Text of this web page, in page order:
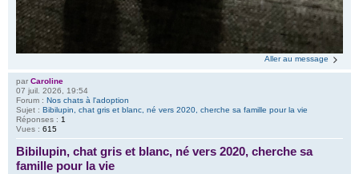
Aller au message
par Caroline
07 juil. 2026, 19:54
Forum : Nos chats à l'adoption
Sujet : Bibilupin, chat gris et blanc, né vers 2020, cherche sa famille pour la vie
Réponses : 1
Vues : 615
Bibilupin, chat gris et blanc, né vers 2020, cherche sa
famille pour la vie